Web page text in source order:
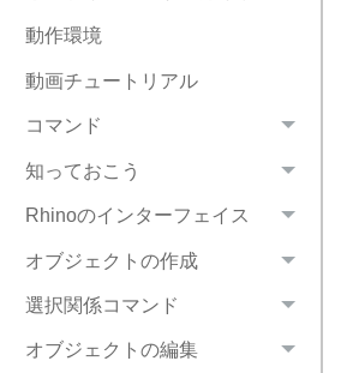
動作環境
動画チュートリアル
コマンド
知っておこう
Rhinoのインターフェイス
オブジェクトの作成
選択関係コマンド
オブジェクトの編集